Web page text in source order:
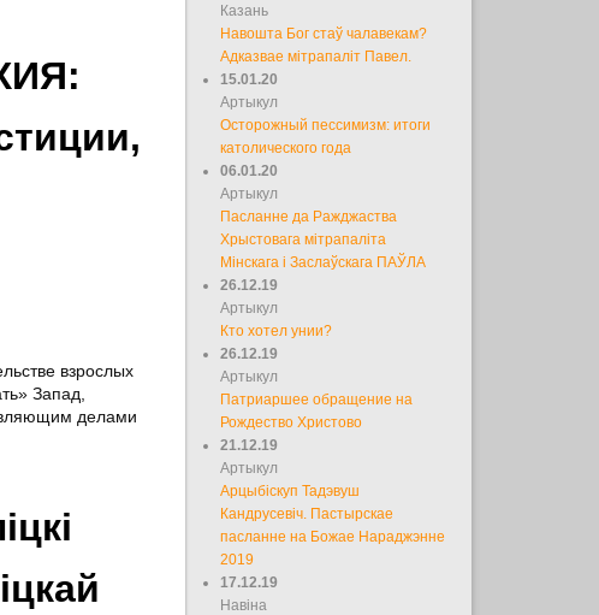
взрослых
Запад,
делами
Казань
Навошта Бог стаў чалавекам?
Адказвае мітрапаліт Павел.
15.01.20
Артыкул
Осторожный пессимизм: итоги
католического года
06.01.20
Артыкул
Пасланне да Ражджаства
Хрыстовага мітрапаліта
Мінскага і Заслаўскага ПАЎЛА
26.12.19
Артыкул
Кто хотел унии?
26.12.19
Артыкул
Патриаршее обращение на
Рождество Христово
21.12.19
Артыкул
Арцыбіскуп Тадэвуш
Кандрусевіч. Пастырскае
пасланне на Божае Нараджэнне
2019
17.12.19
Навіна